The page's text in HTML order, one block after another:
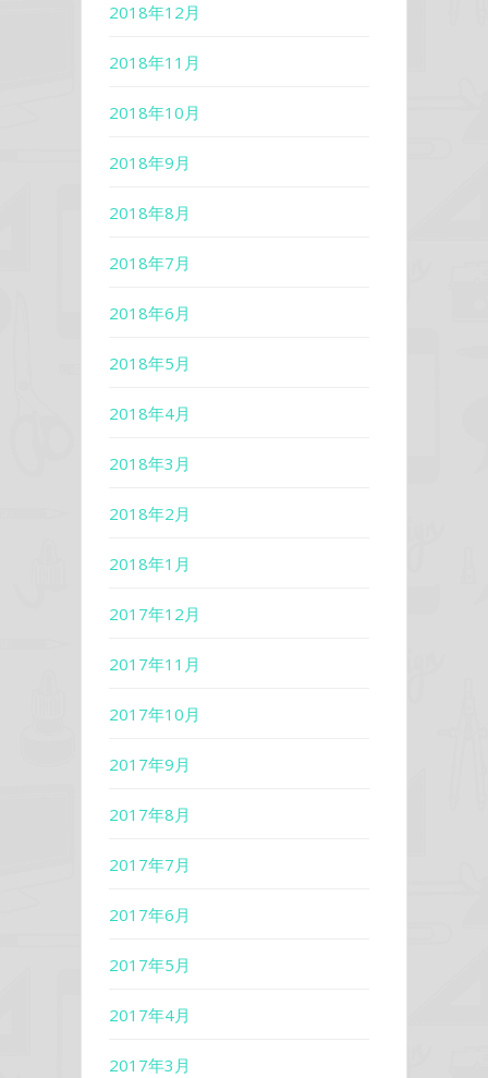
2018年12月
2018年11月
2018年10月
2018年9月
2018年8月
2018年7月
2018年6月
2018年5月
2018年4月
2018年3月
2018年2月
2018年1月
2017年12月
2017年11月
2017年10月
2017年9月
2017年8月
2017年7月
2017年6月
2017年5月
2017年4月
2017年3月